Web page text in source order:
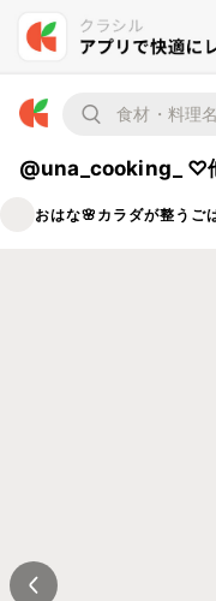
@una_cooking_ ♡
おはな🌸カラダが整うご